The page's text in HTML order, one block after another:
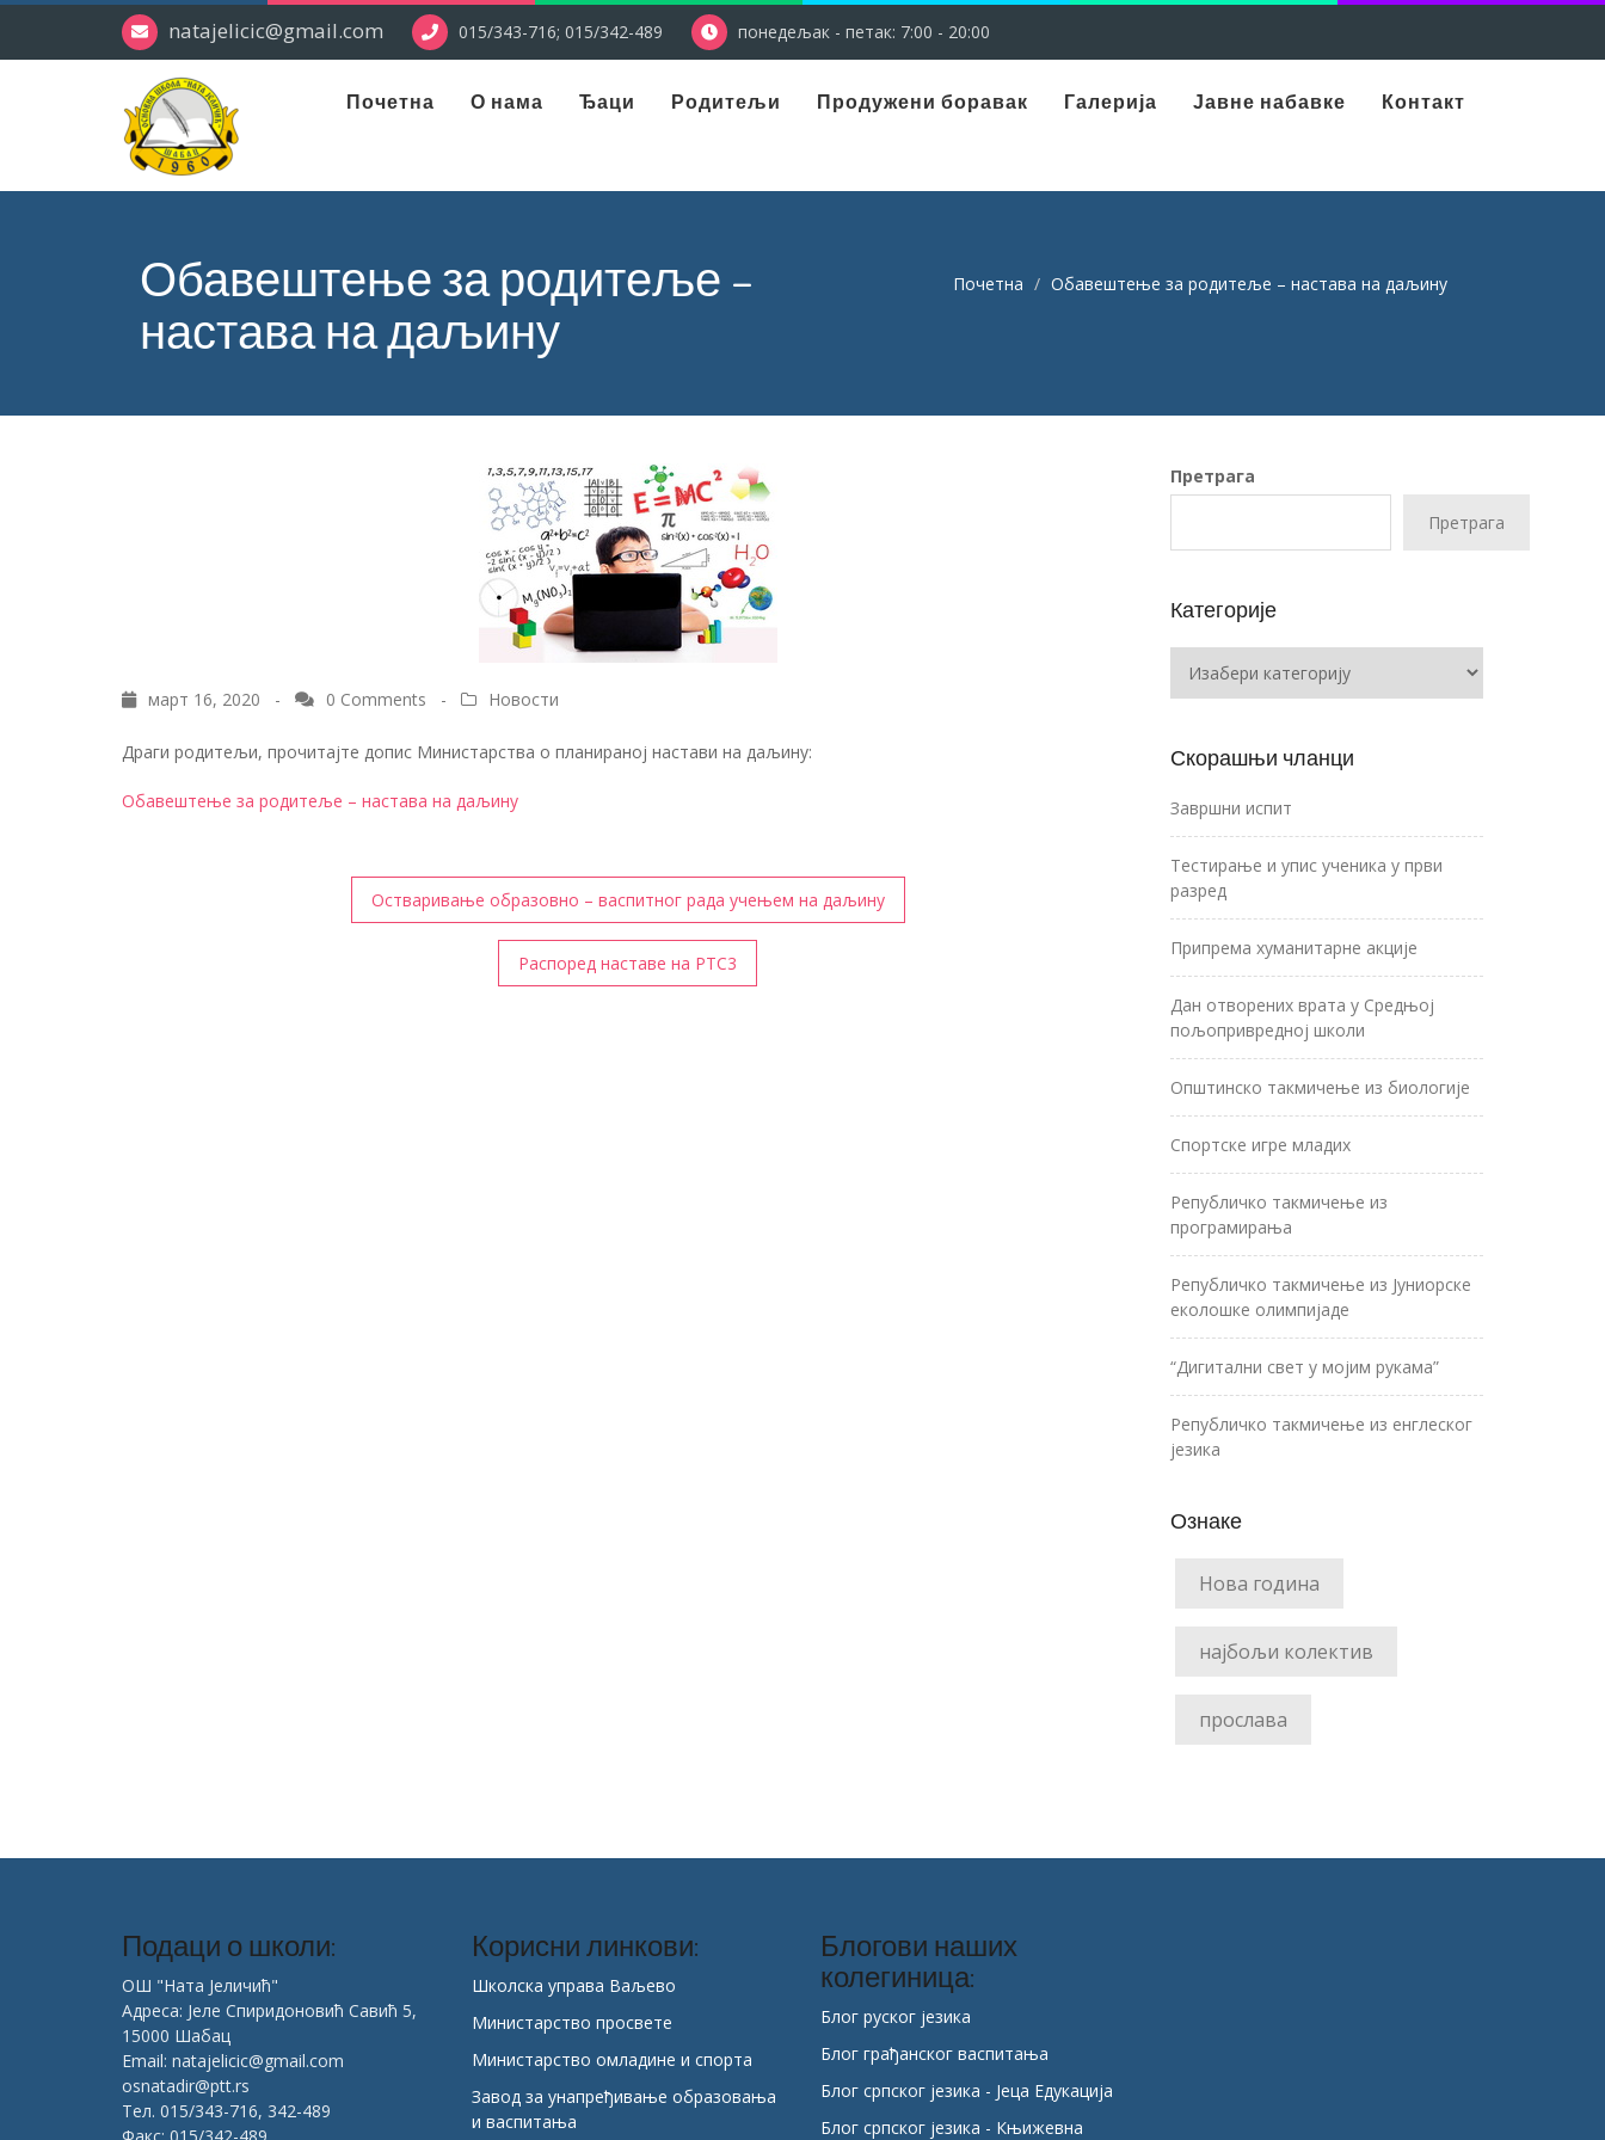
natajelicic@gmail.com 015/343-716; 015/342-489 понедељак - петак: 7:00 - 20:00
Почетна О нама Ђаци Родитељи Продужени боравак Галерија Јавне набавке Контакт
Обавештење за родитеље –
настава на даљину
Почетна Обавештење за родитеље – настава на даљину
март 16, 2020 - 0 Comments - Новости
Драги родитељи, прочитајте допис Министарства о планираној настави на даљину:
Обавештење за родитеље – настава на даљину
Остваривање образовно – васпитног рада учењем на даљину
Распоред наставе на РТС3
Претрага
Претрага
Категорије
Скорашњи чланци
Завршни испит
Тестирање и упис ученика у први
разред
Припрема хуманитарне акције
Дан отворених врата у Средњој
пољопривредној школи
Општинско такмичење из биологије
Спортске игре младих
Републичко такмичење из
програмирања
Републичко такмичење из Јуниорске
еколошке олимпијаде
“Дигитални свет у мојим рукама”
Републичко такмичење из енглеског
језика
Ознаке
Нова година
најбољи колектив
прослава
Подаци о школи:
ОШ "Ната Јеличић"
Адреса: Јеле Спиридоновић Савић 5,
15000 Шабац
Email: natajelicic@gmail.com
osnatadir@ptt.rs
Тел. 015/343-716, 342-489
Корисни линкови:
Школска управа Ваљево
Министарство просвете
Министарство омладине и спорта
Завод за унапређивање образовања
и васпитања
Блогови наших
колегиница:
Блог руског језика
Блог грађанског васпитања
Блог српског језика - Јеца Едукација
Блог српског језика - Књижевна